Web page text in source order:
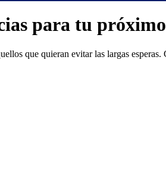
para tu
que quieran evitar las largas